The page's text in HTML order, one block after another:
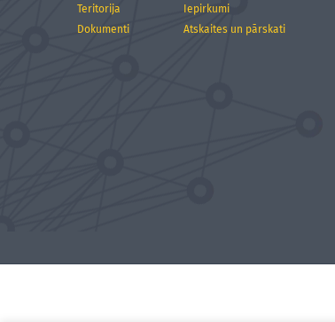
Teritorija
Iepirkumi
Dokumenti
Atskaites un pārskati